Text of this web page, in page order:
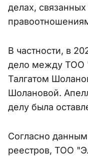
делах,
В частности, в
дело между ТОО
Талгатом
Шолановой.
делу была
Согласно
реестров, ТОО